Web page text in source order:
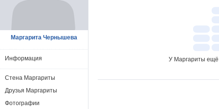
У Маргариты ещё
Маргарита Чернышева
Информация
Стена Маргариты
Друзья Маргариты
Фотографии